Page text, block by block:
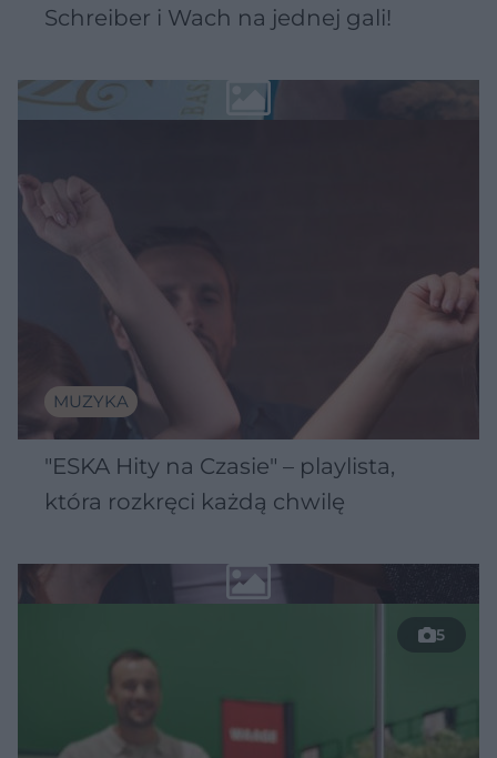
Schreiber i Wach na jednej gali!
MUZYKA
"ESKA Hity na Czasie" – playlista,
która rozkręci każdą chwilę
5